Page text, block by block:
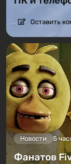
Оставить
Новости 5
Фанатов